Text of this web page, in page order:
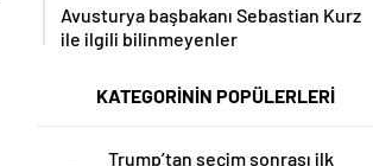
Avusturya başbakanı Sebastian Kurz
ile ilgili bilinmeyenler
KATEGORİNİN POPÜLERLERİ
Trump’tan seçim sonrası ilk